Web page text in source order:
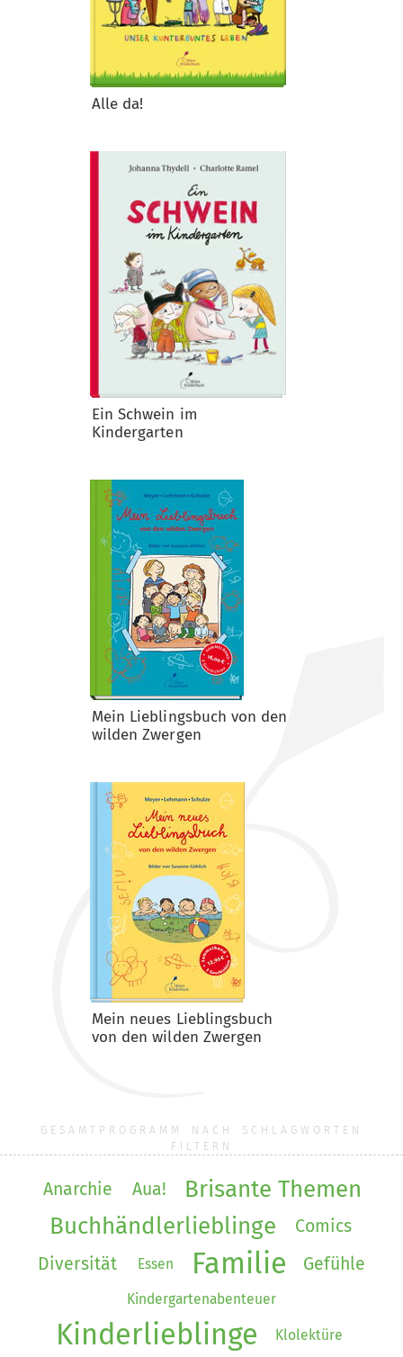
Alle da!
Ein Schwein im
Kindergarten
Mein Lieblingsbuch von den
wilden Zwergen
Mein neues Lieblingsbuch
von den wilden Zwergen
GESAMTPROGRAMM NACH SCHLAGWORTEN
FILTERN
Anarchie Aua!
Brisante Themen
Buchhändlerlieblinge
Comics
Diversität
Essen Familie Gefühle
Kindergartenabenteuer
Kinderlieblinge Klolektüre